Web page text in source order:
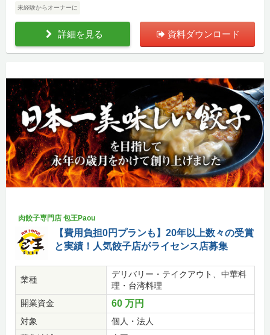
未経験からオーナーに
詳細を見る 資料ダウンロード
肉餃子専門店 包王Paou
【費用負担0円プランも】20年以上数々の受賞
と実績！人気餃子店がライセンス店募集
業種
デリバリー・テイクアウト、中華料
理・台湾料理
開業資金
60 万円
対象
個人・法人